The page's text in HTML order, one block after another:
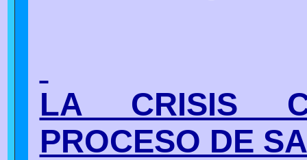
LA CRISIS
PROCESO DE